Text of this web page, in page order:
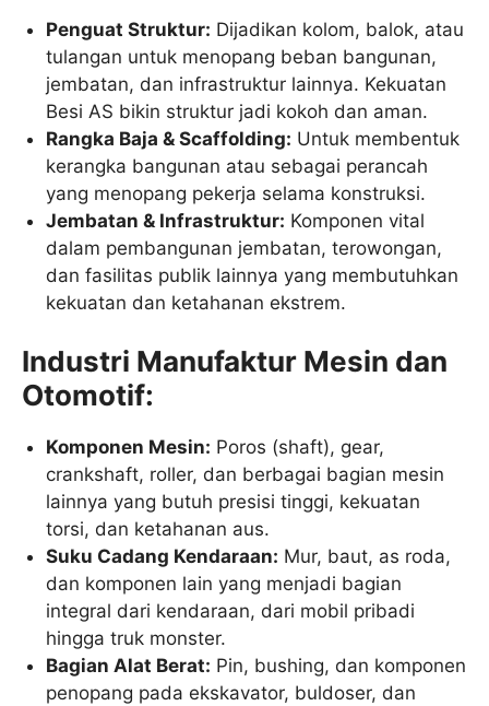
Penguat Struktur: Dijadikan kolom, balok, atau
tulangan untuk menopang beban bangunan,
jembatan, dan infrastruktur lainnya. Kekuatan
Besi AS bikin struktur jadi kokoh dan aman.
Rangka Baja & Scaffolding: Untuk membentuk
kerangka bangunan atau sebagai perancah
yang menopang pekerja selama konstruksi.
Jembatan & Infrastruktur: Komponen vital
dalam pembangunan jembatan, terowongan,
dan fasilitas publik lainnya yang membutuhkan
kekuatan dan ketahanan ekstrem.
Industri Manufaktur Mesin dan
Otomotif:
Komponen Mesin: Poros (shaft), gear,
crankshaft, roller, dan berbagai bagian mesin
lainnya yang butuh presisi tinggi, kekuatan
torsi, dan ketahanan aus.
Suku Cadang Kendaraan: Mur, baut, as roda,
dan komponen lain yang menjadi bagian
integral dari kendaraan, dari mobil pribadi
hingga truk monster.
Bagian Alat Berat: Pin, bushing, dan komponen
penopang pada ekskavator, buldoser, dan